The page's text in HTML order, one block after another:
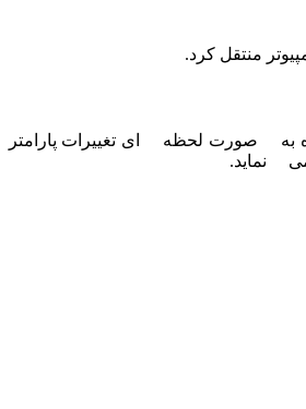
به صورت لحظه ای تغییرات پارامتر